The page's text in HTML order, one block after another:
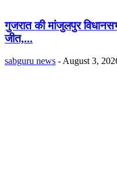
गुजरात की मांजुलपुर
जीत,...
sabguru news - August 3,